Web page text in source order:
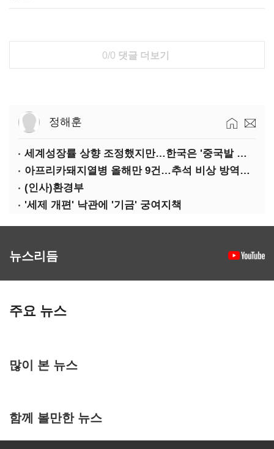
0/0 댓글 더보기
정해훈
세계성장률 상향 조정했지만…한국은 '중국발 살얼음판'
아프리카돼지열병 올해만 9건…추석 비상 방역에 '총력'
(인사)환경부
'세제 개편' 낙관에 '기금' 궁여지책
뉴스리듬
주요 뉴스
많이 본 뉴스
함께 볼만한 뉴스